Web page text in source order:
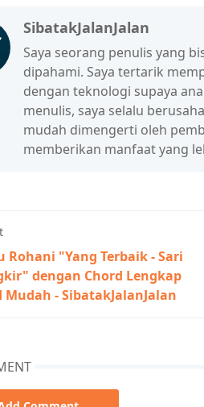
SibatakJalanJalan
Saya seorang penulis yang
dipahami. Saya tertarik
dengan teknologi supaya
menulis, saya selalu
mudah dimengerti oleh
memberikan manfaat yang
Rohani "Yang Terbaik - Sari
dengan Chord Lengkap
Mudah - SibatakJalanJalan